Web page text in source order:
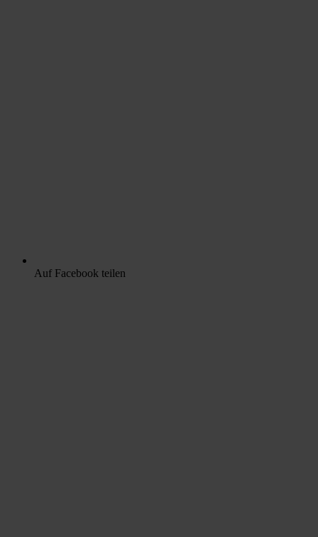
Auf Facebook teilen